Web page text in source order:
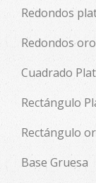
Redondos
Redondos oro
Cuadrado
Rectángulo
Rectángulo
Base Gruesa